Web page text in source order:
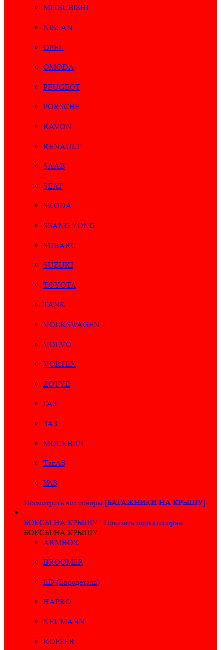
MITSUBISHI
NISSAN
OPEL
OMODA
PEUGEOT
PORSCHE
RAVON
RENAULT
SAAB
SEAT
SKODA
SSANG YONG
SUBARU
SUZUKI
TOYOTA
TANK
VOLKSWAGEN
VOLVO
VORTEX
ZOTYE
ГАЗ
ЗАЗ
МОСКВИЧ
ТагАЗ
УАЗ
Посмотреть все товары [БАГАЖНИКИ НА КРЫШУ]
БОКСЫ НА КРЫШУ
Показать подкатегории
БОКСЫ НА КРЫШУ
ARMBOX
BROOMER
ED (Евродеталь)
HAPRO
NEUMANN
KOFFER